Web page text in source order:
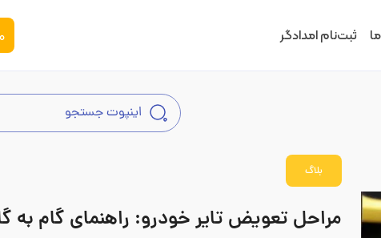
ثبت‌نام امدادگر
مراحل تعویض تایر خودرو: راهنمای گام به
بلاگ